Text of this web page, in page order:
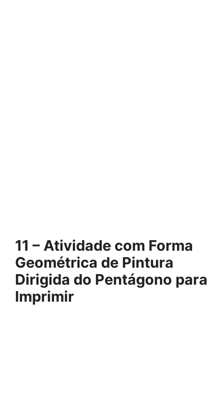
11 – Atividade com Forma
Geométrica de Pintura
Dirigida do Pentágono para
Imprimir